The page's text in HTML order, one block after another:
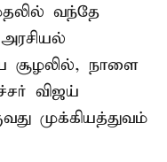
வந்தே
சூழலில், நாளை
விஜய்
முக்கியத்துவம்